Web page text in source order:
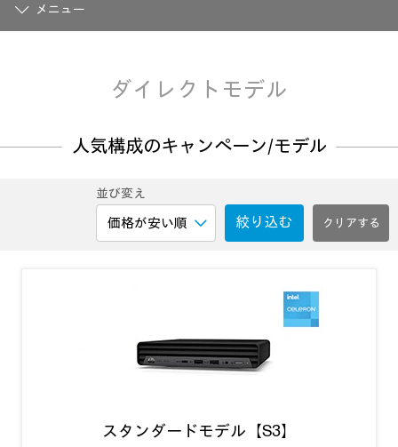
メニュー
ダイレクトモデル
人気構成のキャンペーン/モデル
絞り込む
並び変え
スタンダードモデル【S3】